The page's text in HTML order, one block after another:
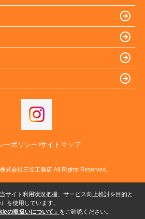
ーポリシー サイトマップ
式会社三笠工務店 All Rights Reserved.
サイト利用状況把握、サービス向上検討を目的と
を使用しています。
の取扱いについて」 をご確認ください。